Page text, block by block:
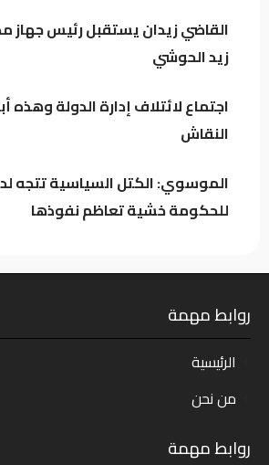
القاضي زيدان يستقبل رئيس جهاز
زيد الحوشي
اجتماع لائتلاف إدارة الدولة وهذه
النقاش
الموسوي: الكتل السياسية تتجه
للحكومة خشية تعاظم نفوذها
روابط مهمة
الرئيسية
من نحن
روابط مهمة